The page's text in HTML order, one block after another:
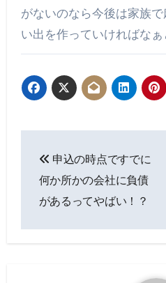
がないのなら今後は家族
い出を作っていければなぁ
稿
ナ
ビ
申込の時点ですでに
何か所かの会社に負債
があるってやばい！？